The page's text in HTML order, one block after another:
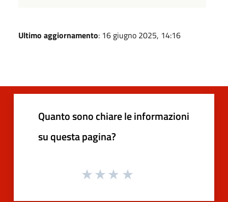
Ultimo aggiornamento: 16 giugno 2025, 14:16
Quanto sono chiare le informazioni
su questa pagina?